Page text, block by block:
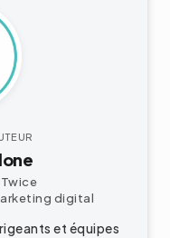
digital
et équipes